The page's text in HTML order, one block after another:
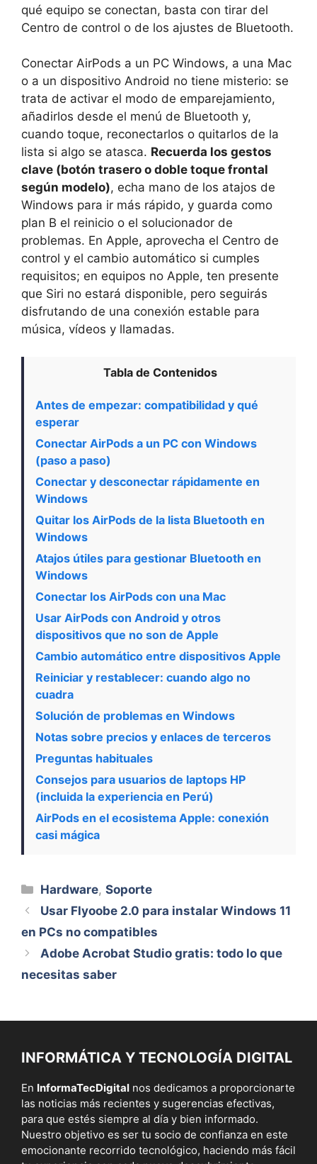
qué equipo se conectan, basta con tirar del
Centro de control o de los ajustes de Bluetooth.
Conectar AirPods a un PC Windows, a una Mac
o a un dispositivo Android no tiene misterio: se
trata de activar el modo de emparejamiento,
añadirlos desde el menú de Bluetooth y,
cuando toque, reconectarlos o quitarlos de la
lista si algo se atasca. Recuerda los gestos
clave (botón trasero o doble toque frontal
según modelo), echa mano de los atajos de
Windows para ir más rápido, y guarda como
plan B el reinicio o el solucionador de
problemas. En Apple, aprovecha el Centro de
control y el cambio automático si cumples
requisitos; en equipos no Apple, ten presente
que Siri no estará disponible, pero seguirás
disfrutando de una conexión estable para
música, vídeos y llamadas.
Tabla de Contenidos
Antes de empezar: compatibilidad y qué
esperar
Conectar AirPods a un PC con Windows
(paso a paso)
Conectar y desconectar rápidamente en
Windows
Quitar los AirPods de la lista Bluetooth en
Windows
Atajos útiles para gestionar Bluetooth en
Windows
Conectar los AirPods con una Mac
Usar AirPods con Android y otros
dispositivos que no son de Apple
Cambio automático entre dispositivos Apple
Reiniciar y restablecer: cuando algo no
cuadra
Solución de problemas en Windows
Notas sobre precios y enlaces de terceros
Preguntas habituales
Consejos para usuarios de laptops HP
(incluida la experiencia en Perú)
AirPods en el ecosistema Apple: conexión
casi mágica
Categorías
Hardware,Soporte
Usar Flyoobe 2.0 para instalar Windows 11
en PCs no compatibles
Adobe Acrobat Studio gratis: todo lo que
necesitas saber
INFORMÁTICA Y TECNOLOGÍA DIGITAL
En InformaTecDigital nos dedicamos a proporcionarte
las noticias más recientes y sugerencias efectivas,
para que estés siempre al día y bien informado.
Nuestro objetivo es ser tu socio de confianza en este
emocionante recorrido tecnológico, haciendo más fácil